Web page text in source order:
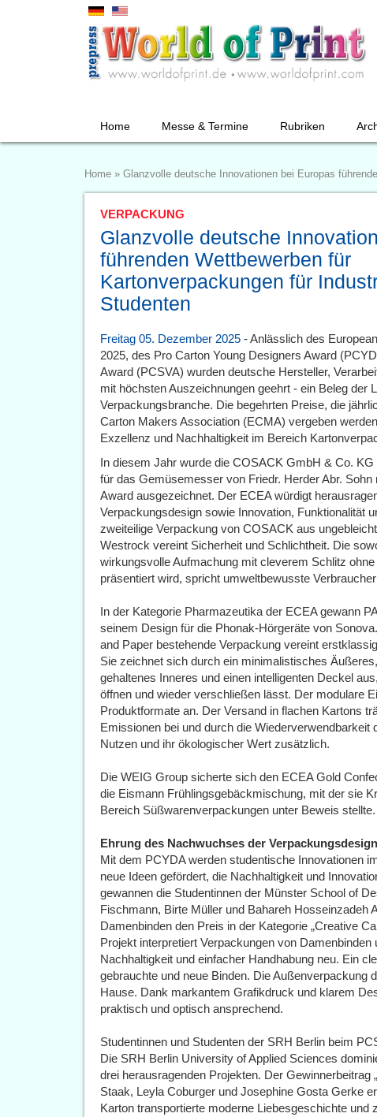
Home Messe & Termine Rubriken
Home » Glanzvolle deutsche Innovationen bei Europas
VERPACKUNG
Glanzvolle deutsche
führenden Wettbewerben für
Kartonverpackungen für
Studenten
Freitag 05. Dezember 2025 - Anlässlich des
2025, des Pro Carton Young Designers Award
Award (PCSVA) wurden deutsche Hersteller,
mit höchsten Auszeichnungen geehrt - ein Beleg der
Verpackungsbranche. Die begehrten Preise, die
Carton Makers Association (ECMA) vergeben
Exzellenz und Nachhaltigkeit im Bereich
In diesem Jahr wurde die COSACK GmbH & Co.
für das Gemüsemesser von Friedr. Herder Abr.
Award ausgezeichnet. Der ECEA würdigt
Verpackungsdesign sowie Innovation, Funktionalität
zweiteilige Verpackung von COSACK aus
Westrock vereint Sicherheit und Schlichtheit. Die
wirkungsvolle Aufmachung mit cleverem Schlitz
präsentiert wird, spricht umweltbewusste
In der Kategorie Pharmazeutika der ECEA gewann
seinem Design für die Phonak-Hörgeräte von
and Paper bestehende Verpackung vereint
Sie zeichnet sich durch ein minimalistisches
gehaltenes Inneres und einen intelligenten Deckel
öffnen und wieder verschließen lässt. Der modulare
Produktformate an. Der Versand in flachen Kartons
Emissionen bei und durch die Wiederverwendbarkeit
Nutzen und ihr ökologischer Wert zusätzlich.
Die WEIG Group sicherte sich den ECEA Gold
die Eismann Frühlingsgebäckmischung, mit der sie
Bereich Süßwarenverpackungen unter Beweis stellte.
Ehrung des Nachwuchses der
Mit dem PCYDA werden studentische Innovationen
neue Ideen gefördert, die Nachhaltigkeit und
gewannen die Studentinnen der Münster School of
Fischmann, Birte Müller und Bahareh Hosseinzadeh
Damenbinden den Preis in der Kategorie „Creative
Projekt interpretiert Verpackungen von
Nachhaltigkeit und einfacher Handhabung neu. Ein
gebrauchte und neue Binden. Die Außenverpackung
Hause. Dank markantem Grafikdruck und klarem
praktisch und optisch ansprechend.
Studentinnen und Studenten der SRH Berlin beim
Die SRH Berlin University of Applied Sciences
drei herausragenden Projekten. Der Gewinnerbeitrag
Staak, Leyla Coburger und Josephine Gosta Gerke
Karton transportierte moderne Liebesgeschichte und